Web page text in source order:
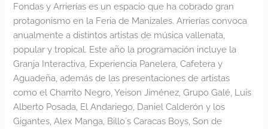
Fondas y Arrierías es un espacio que ha cobrado gran
protagonismo en la Feria de Manizales. Arrierías convoca
anualmente a distintos artistas de música vallenata,
popular y tropical. Este año la programación incluye la
Granja Interactiva, Experiencia Panelera, Cafetera y
Aguadeña, además de las presentaciones de artistas
como el Charrito Negro, Yeison Jiménez, Grupo Galé, Luis
Alberto Posada, El Andariego, Daniel Calderón y los
Gigantes, Alex Manga, Billo´s Caracas Boys, Son de